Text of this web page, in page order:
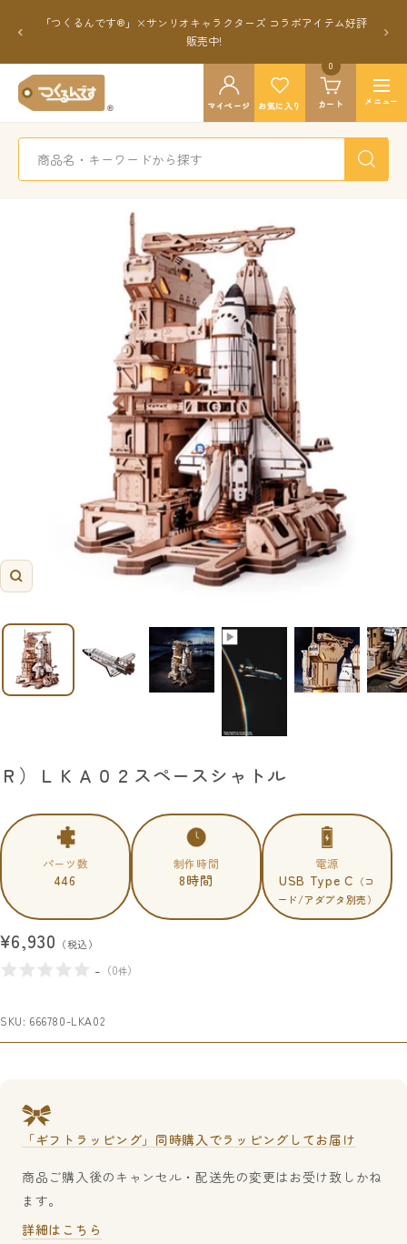
ン
戻
「つくるんです®」×サンリオキャラクターズ コラボアイテム好評
販売中!
次
つ
く
ん
す
マイページ お気に入り カート
0
ナ
ビ
ゲ
シ
メニュー
ズ
ム
イ
ン
Ｒ）ＬＫＡ０２スペースシャトル
パーツ数
446
制作時間
8時間
電源
USB Type C （コ
ード/アダプタ別売）
セ
ー
価
格
¥6,930 （税込）
- （0件）
SKU: 666780-LKA02
「ギフトラッピング」同時購入でラッピングしてお届け
商品ご購入後のキャンセル・配送先の変更はお受け致しかね
ます。
詳細はこちら